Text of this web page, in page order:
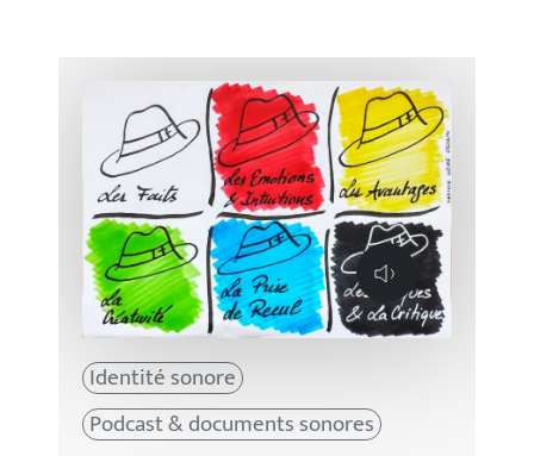
Lecture
Identité sonore
Podcast & documents sonores